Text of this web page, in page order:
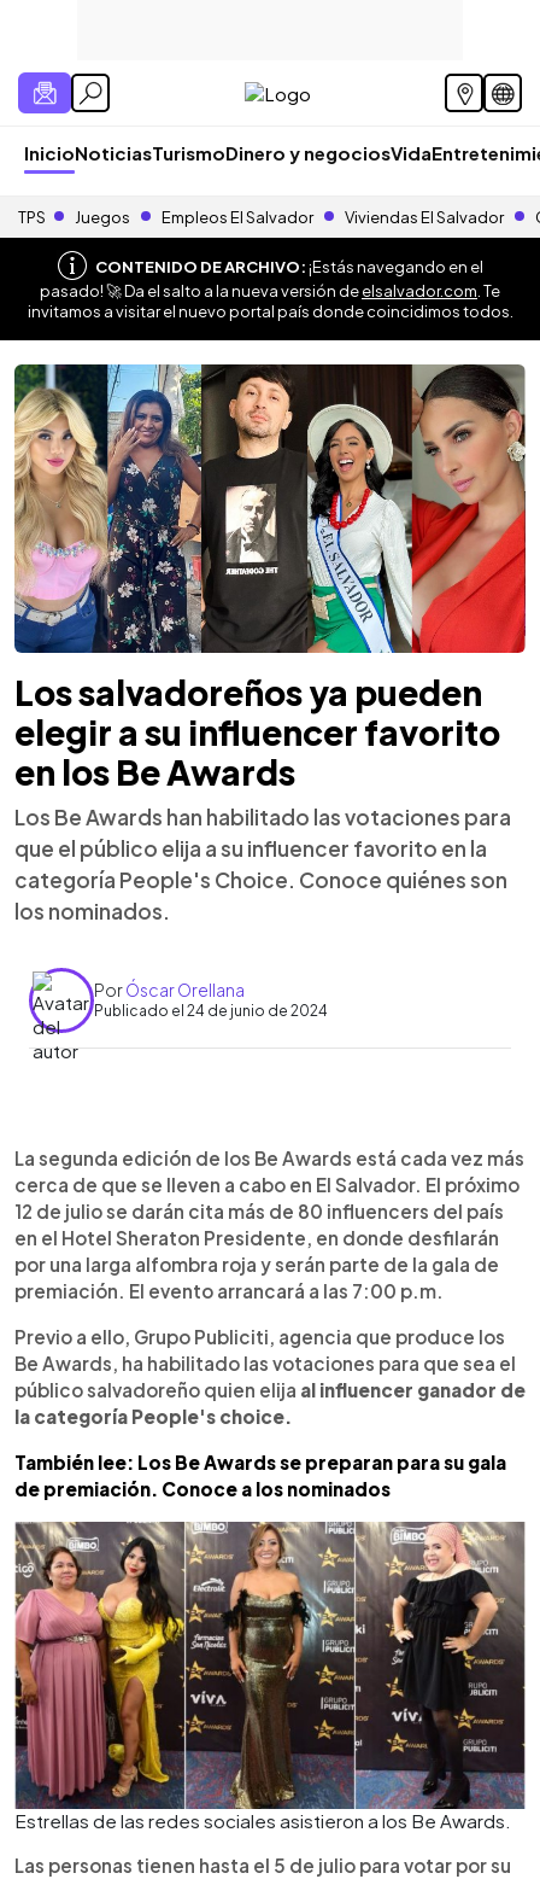
InicioNoticiasTurismoDinero y negociosVida
TPS Juegos Empleos El Salvador Viviendas El Salvador
CONTENIDO DE ARCHIVO:¡Estás navegando en el
pasado! 🚀 Da el salto a la nueva versión deelsalvador.com . Te
invitamos a visitar el nuevo portal país donde coincidimos todos.
Los salvadoreños ya pueden
elegir a su influencer favorito
en los Be Awards
Los Be Awards han habilitado las votaciones para
que el público elija a su influencer favorito en la
categoría People's Choice. Conoce quiénes son
los nominados.
PorÓscar Orellana
Publicado el 24 de junio de 2024
Escuchar artículo
La segunda edición de los Be Awards está cada vez más
cerca de que se lleven a cabo en El Salvador. El próximo
12 de julio se darán cita más de 80 influencers del país
en el Hotel Sheraton Presidente, en donde desfilarán
por una larga alfombra roja y serán parte de la gala de
premiación. El evento arrancará a las 7:00 p.m.
Previo a ello, Grupo Publiciti, agencia que produce los
Be Awards, ha habilitado las votaciones para que sea el
público salvadoreño quien elija al influencer ganador de
la categoría People's choice.
También lee: Los Be Awards se preparan para su gala
de premiación. Conoce a los nominados
Estrellas de las redes sociales asistieron a los Be Awards.
Las personas tienen hasta el 5 de julio para votar por su